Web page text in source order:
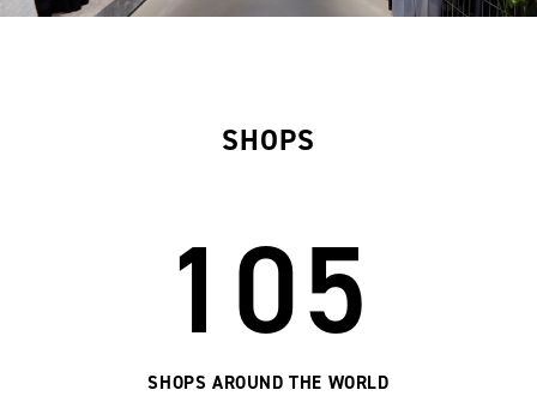
SHOPS
105
SHOPS AROUND THE WORLD